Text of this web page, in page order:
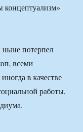
концептуализм»
ныне потерпел
всеми
в качестве
работы,